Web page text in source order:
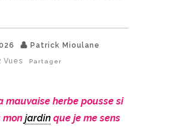
Patrick Mioulane
Vues Partager
mauvaise herbe pousse si
mon jardin que je me sens